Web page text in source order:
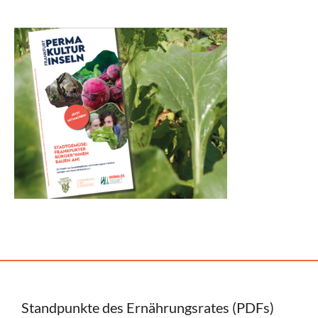
Standpunkte des Ernährungsrates (PDFs)